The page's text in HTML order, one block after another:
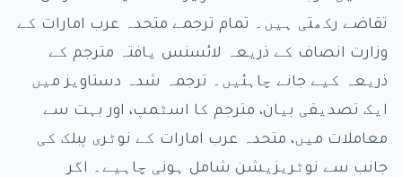
تقاضے رکھتی ہیں۔ تمام ترجمے متحدہ عرب امارات کے
وزارت انصاف کے ذریعہ لائسنس یافتہ مترجم کے
ذریعہ کیے جانے چاہئیں۔ ترجمہ شدہ دستاویز میں
ایک تصدیقی بیان، مترجم کا اسٹمپ، اور بہت سے
معاملات میں، متحدہ عرب امارات کے نوٹری پبلک کی
جانب سے نوٹریزیشن شامل ہونی چاہیے۔ اگر